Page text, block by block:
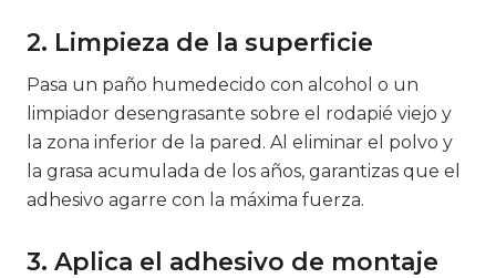
2. Limpieza de la superficie
Pasa un paño humedecido con alcohol o un
limpiador desengrasante sobre el rodapié viejo y
la zona inferior de la pared. Al eliminar el polvo y
la grasa acumulada de los años, garantizas que el
adhesivo agarre con la máxima fuerza.
3. Aplica el adhesivo de montaje